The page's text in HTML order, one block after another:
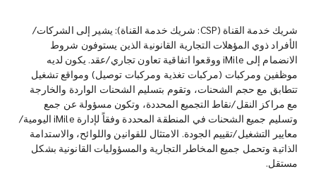
شريك خدمة القناة (CSP: شريك خدمة القناة): يشير إلى الشركات/
الأفراد ذوي المؤهلات التجارية القانونية الذين يستوفون شروط
الانضمام إلى iMile ووقعوا اتفاقية تعاون تجاري/عقد. يكون لديه
موظفين ومركبات (مركبات تغذية ومركبات توصيل) ومواقع تشغيل
تتطابق مع حجم الشحنات، وتقوم بتسليم الشحنات الواردة والخارجة
مع مراكز النقل/نقاط التجميع المحددة، وتكون مسؤولة عن جمع
وتسليم جميع الشحنات في المنطقة المحددة وفقاً لإدارة iMile اليومية/
معايير التشغيل/تقييم الجودة. الامتثال للقوانين واللوائح، والاستدامة
الذاتية وتحمل جميع المخاطر التجارية والمسؤوليات القانونية بشكل
مستقل.